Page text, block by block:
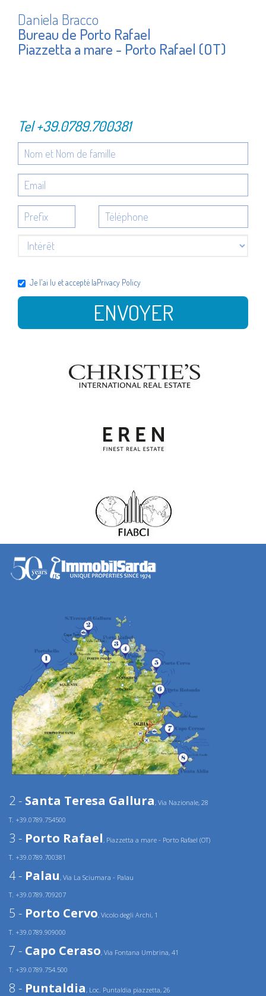
Daniela Bracco
Bureau de Porto Rafael
Piazzetta a mare - Porto Rafael (OT)
Tel+39.0789.700381
Je l'ai lu et accepté laPrivacy Policy
ENVOYER
2 - Santa Teresa Gallura, Via Nazionale, 28
T. +39.0789.754500
3 - Porto Rafael, Piazzetta a mare - Porto Rafael (OT)
T. +39.0789.700381
4 - Palau, Via La Sciumara - Palau
T. +39.0789.709207
5 - Porto Cervo, Vicolo degli Archi, 1
T. +39.0789.909000
7 - Capo Ceraso, Via Fontana Umbrina, 41
T. +39.0789.754.500
8 - Puntaldia, Loc. Puntaldia piazzetta, 26